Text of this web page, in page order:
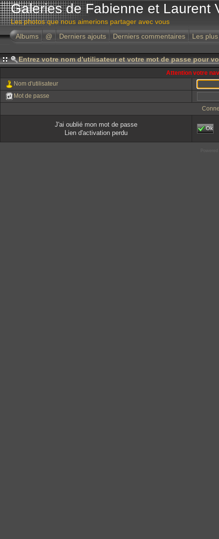
Galeries de Fabienne et Laurent
Les photos que nous aimerions partager avec vous
Albums
@ Derniers ajouts Derniers commentaires Les
Entrez votre nom d'utilisateur et votre mot de passe pour
Attention votre
Nom d'utilisateur
Mot de passe
J'ai oublié mon mot de passe
Lien d'activation perdu
Ok